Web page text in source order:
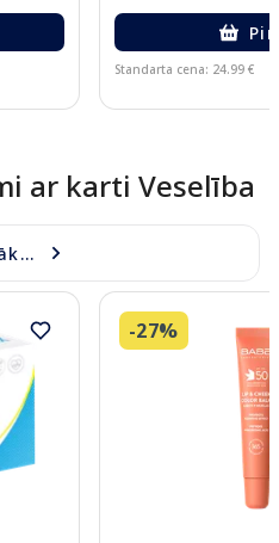
Standarta cena: 24.99 €
ar karti Veselība
-27%